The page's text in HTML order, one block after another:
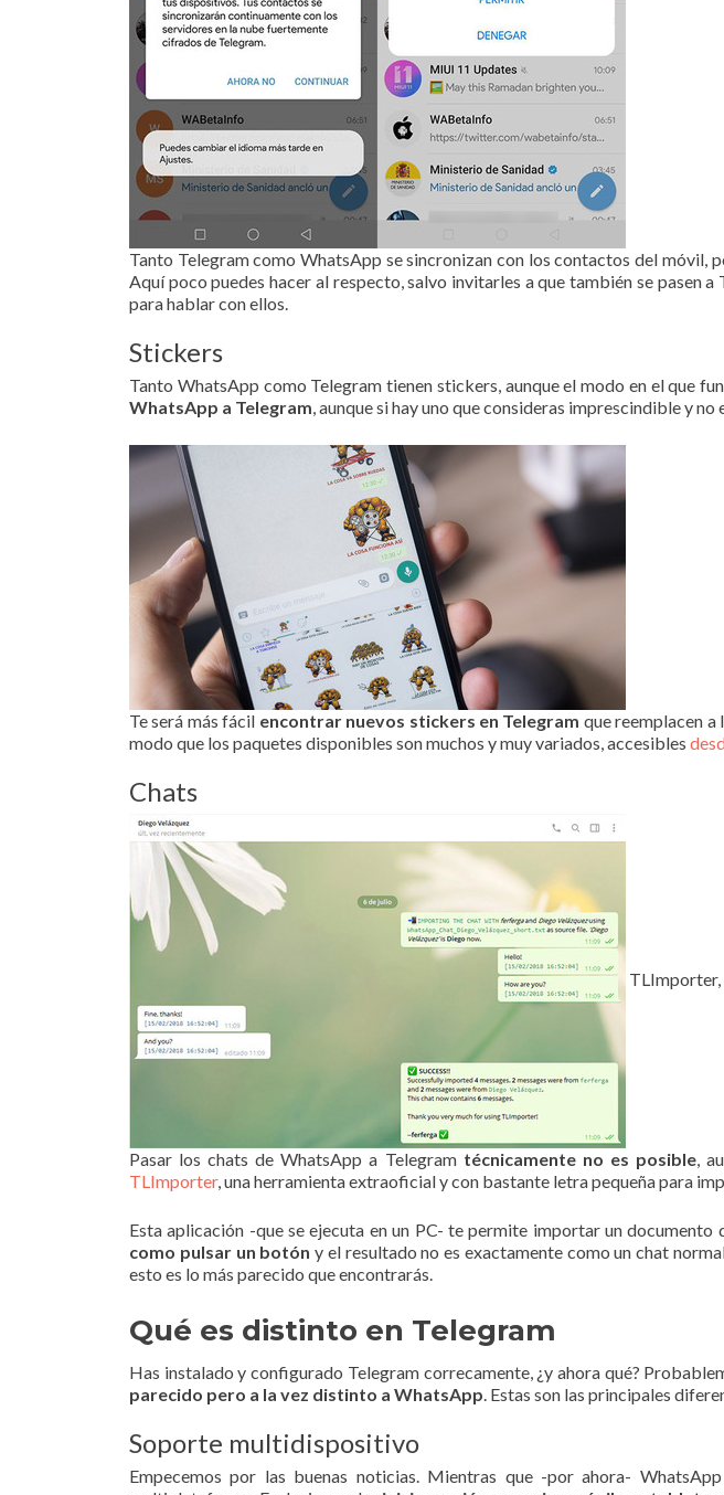
Tanto Telegram como WhatsApp se sincronizan con los contactos del móvil,
Aquí poco puedes hacer al respecto, salvo invitarles a que también se pasen
para hablar con ellos.
Stickers
Tanto WhatsApp como Telegram tienen stickers, aunque el modo en el que
WhatsApp a Telegram, aunque si hay uno que consideras imprescindible y
Te será más fácil encontrar nuevos stickers en Telegram que reemplacen a
modo que los paquetes disponibles son muchos y muy variados, accesibles
Chats
Pasar los chats de WhatsApp a Telegram técnicamente no es posible,
TLImporter, una herramienta extraoficial y con bastante letra pequeña para
Esta aplicación -que se ejecuta en un PC- te permite importar un
como pulsar un botón y el resultado no es exactamente como un chat
esto es lo más parecido que encontrarás.
Qué es distinto en Telegram
Has instalado y configurado Telegram correcamente, ¿y ahora qué?
parecido pero a la vez distinto a WhatsApp. Estas son las principales
Soporte multidispositivo
Empecemos por las buenas noticias. Mientras que -por ahora-